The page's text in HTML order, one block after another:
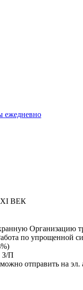
ежедневно
ВЕК
Организацию
по упрощенной
З/П
отправить на эл.